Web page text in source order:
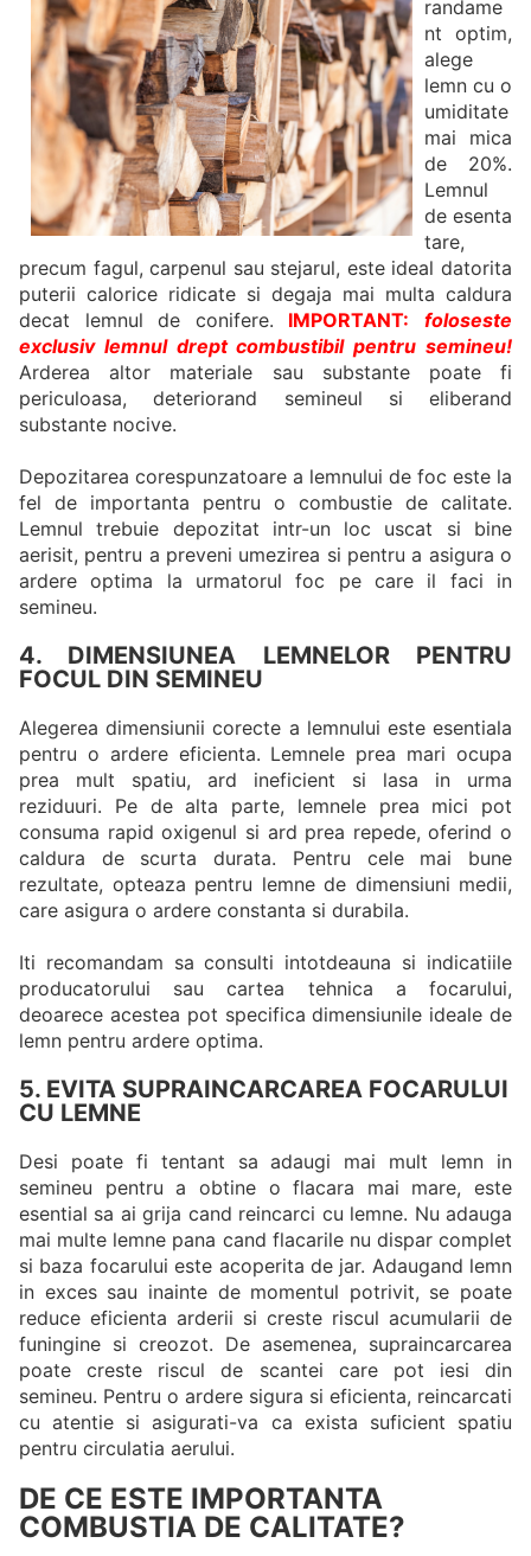
randame
nt optim,
alege
lemn cu o
umiditate
mai mica
de 20%.
Lemnul
de esenta
tare,
precum fagul, carpenul sau stejarul, este ideal datorita
puterii calorice ridicate si degaja mai multa caldura
decat lemnul de conifere. IMPORTANT:
foloseste
exclusiv lemnul drept combustibil pentru semineu!
Arderea altor materiale sau substante poate fi
periculoasa, deteriorand semineul si eliberand
substante nocive.
Depozitarea corespunzatoare a lemnului de foc este la
fel de importanta pentru o combustie de calitate.
Lemnul trebuie depozitat intr-un loc uscat si bine
aerisit, pentru a preveni umezirea si pentru a asigura o
ardere optima la urmatorul foc pe care il faci in
semineu.
4. DIMENSIUNEA LEMNELOR PENTRU
FOCUL DIN SEMINEU
Alegerea dimensiunii corecte a lemnului este esentiala
pentru o ardere eficienta. Lemnele prea mari ocupa
prea mult spatiu, ard ineficient si lasa in urma
reziduuri. Pe de alta parte, lemnele prea mici pot
consuma rapid oxigenul si ard prea repede, oferind o
caldura de scurta durata. Pentru cele mai bune
rezultate, opteaza pentru lemne de dimensiuni medii,
care asigura o ardere constanta si durabila.
Iti recomandam sa consulti intotdeauna si indicatiile
producatorului sau cartea tehnica a focarului,
deoarece acestea pot specifica dimensiunile ideale de
lemn pentru ardere optima.
5. EVITA SUPRAINCARCAREA FOCARULUI
CU LEMNE
Desi poate fi tentant sa adaugi mai mult lemn in
semineu pentru a obtine o flacara mai mare, este
esential sa ai grija cand reincarci cu lemne. Nu adauga
mai multe lemne pana cand flacarile nu dispar complet
si baza focarului este acoperita de jar. Adaugand lemn
in exces sau inainte de momentul potrivit, se poate
reduce eficienta arderii si creste riscul acumularii de
funingine si creozot. De asemenea, supraincarcarea
poate creste riscul de scantei care pot iesi din
semineu. Pentru o ardere sigura si eficienta, reincarcati
cu atentie si asigurati-va ca exista suficient spatiu
pentru circulatia aerului.
DE CE ESTE IMPORTANTA
COMBUSTIA DE CALITATE?